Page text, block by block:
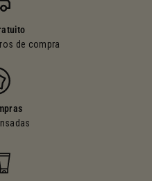
de compra